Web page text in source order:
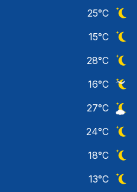
25°C
15°C
28°C
16°C
27°C
24°C
18°C
13°C